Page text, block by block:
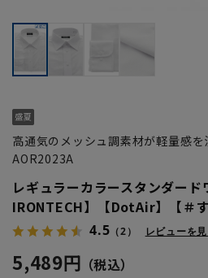
高通気のメッシュ調素材が軽量感
AOR2023A
レギュラーカラースタンダード
IRONTECH】【DotAir】【＃す
4.5 （2） レビューを
5,489円